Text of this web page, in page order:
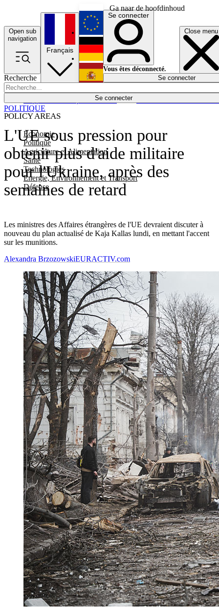
Ga naar de hoofdinhoud
Open sub
navigation
Close menu
Recherche
Se connecter
POLICY AREAS
Economie
Politique
Agriculture et Alimentation
Santé
Technologies
Energie, Environnement et Transport
Défense
Économie
Français
English
Deutsch
Español
Se connecter
Vous êtes déconnecté.
Se connecter
L'UE sous pression pour
obtenir plus d'aide militaire
pour l'Ukraine, après des
semaines de retard
Les ministres des Affaires étrangères de l'UE devraient discuter à
nouveau du plan actualisé de Kaja Kallas lundi, en mettant l'accent
sur les munitions.
POLITIQUE
Alexandra BrzozowskiEURACTIV.com